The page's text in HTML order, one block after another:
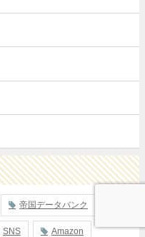
帝国データバンク
SNS Amazon